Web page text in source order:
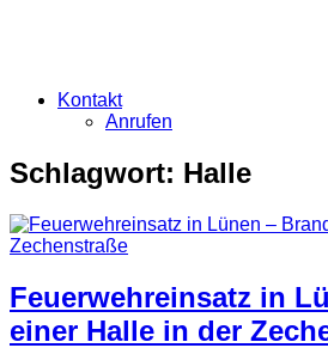
Kontakt
Anrufen
Schlagwort: Halle
Feuerwehreinsatz in
einer Halle in der